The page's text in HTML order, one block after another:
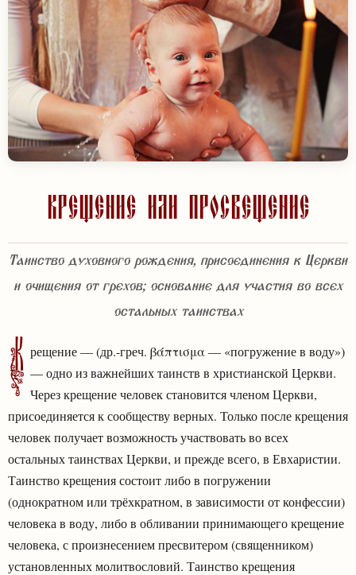
Крещение или Просвещение
Таинство духовного рождения, присоединения к Церкви
и очищения от грехов; основание для участия во всех
остальных таинствах
К рещение — (др.-греч. βάπτισμα — «погружение в воду»)
— одно из важнейших таинств в христианской Церкви.
Через крещение человек становится членом Церкви,
присоединяется к сообществу верных. Только после крещения
человек получает возможность участвовать во всех
остальных таинствах Церкви, и прежде всего, в Евхаристии.
Таинство крещения состоит либо в погружении
(однократном или трёхкратном, в зависимости от конфессии)
человека в воду, либо в обливании принимающего крещение
человека, с произнесением пресвитером (священником)
установленных молитвословий. Таинство крещения